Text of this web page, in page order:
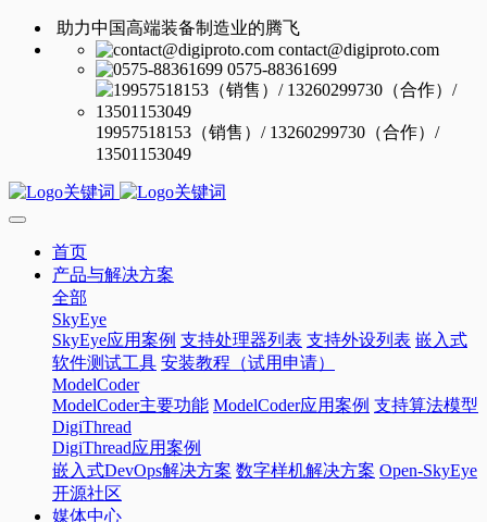
助力中国高端装备制造业的腾飞
contact@digiproto.com
0575-88361699
19957518153（销售）/ 13260299730（合作）/
13501153049
首页
产品与解决方案
全部
SkyEye
SkyEye应用案例 支持处理器列表 支持外设列表 嵌入式
软件测试工具 安装教程（试用申请）
ModelCoder
ModelCoder主要功能 ModelCoder应用案例 支持算法模型
DigiThread
DigiThread应用案例
嵌入式DevOps解决方案 数字样机解决方案 Open-SkyEye
开源社区
媒体中心